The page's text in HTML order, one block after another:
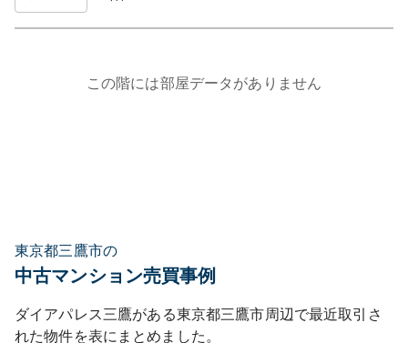
この階には部屋データがありません
東京都三鷹市の
中古マンション売買事例
ダイアパレス三鷹がある東京都三鷹市周辺で最近取引さ
れた物件を表にまとめました。